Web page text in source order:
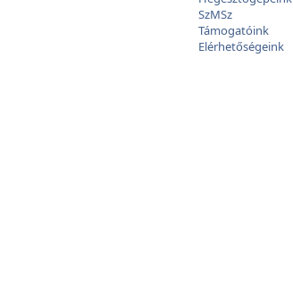
SzMSz
Támogatóink
Elérhetőségeink